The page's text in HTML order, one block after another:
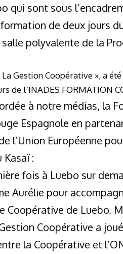
qui sont sous
de deux jours
polyvalente de la
Gestion Coopérative », a
de l’INADES FORMATION
à notre médias, la
Espagnole en
l’Union Européenne
:
fois à Luebo sur
Aurélie pour
Coopérative de Luebo,
Coopérative a
la Coopérative et